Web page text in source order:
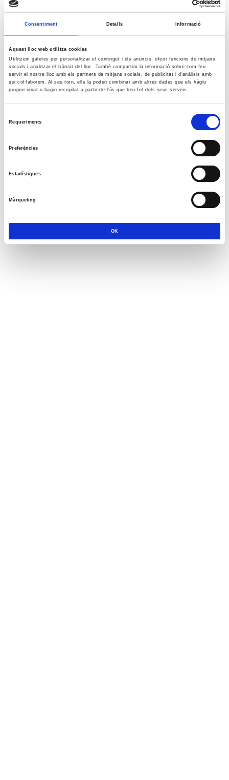
Consentiment Detalls Informació
Aquest lloc web utilitza cookies
Utilitzem galetes per personalitzar el contingut i els anuncis, oferir funcions de mitjans
socials i analitzar el trànsit del lloc. També compartim la informació sobre com feu
servir el nostre lloc amb els partners de mitjans socials, de publicitat i d'anàlisis amb
qui col·laborem. Al seu torn, ells la poden combinar amb altres dades que els hàgiu
proporcionat o hagin recopilat a partir de l'ús que heu fet dels seus serveis.
Requeriments
Preferències
Estadístiques
Màrqueting
OK